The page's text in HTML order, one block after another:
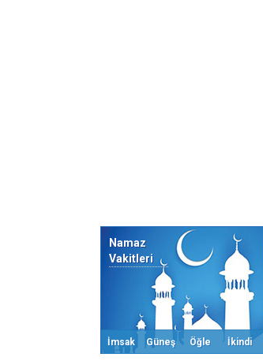
Namaz
Vakitleri
İmsak Güneş Öğle İkindi